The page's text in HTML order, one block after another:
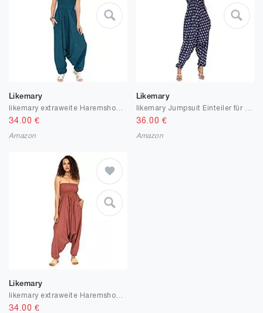
Likemary
34.00 €
Amazon
Likemary
36.00 €
Amazon
Likemary
34.00 €